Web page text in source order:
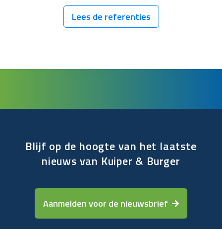
Lees de referenties
Blijf op de hoogte van het laatste
nieuws van Kuiper & Burger
Aanmelden voor de nieuwsbrief